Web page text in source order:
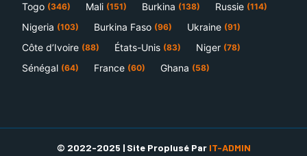
Togo (346) Mali (151) Burkina (138) Russie (114)
Nigeria (103) Burkina Faso (96) Ukraine (91)
Côte d’Ivoire (88) États-Unis (83) Niger (78)
Sénégal (64) France (60) Ghana (58)
© 2022-2025 | Site Proplusé Par IT-ADMIN